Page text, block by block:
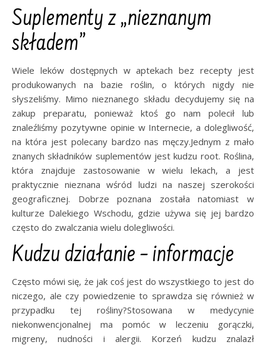
Suplementy z „nieznanym
składem”
Wiele leków dostępnych w aptekach bez recepty jest
produkowanych na bazie roślin, o których nigdy nie
słyszeliśmy. Mimo nieznanego składu decydujemy się na
zakup preparatu, ponieważ ktoś go nam polecił lub
znaleźliśmy pozytywne opinie w Internecie, a dolegliwość,
na która jest polecany bardzo nas męczy.Jednym z mało
znanych składników suplementów jest kudzu root. Roślina,
która znajduje zastosowanie w wielu lekach, a jest
praktycznie nieznana wśród ludzi na naszej szerokości
geograficznej. Dobrze poznana została natomiast w
kulturze Dalekiego Wschodu, gdzie używa się jej bardzo
często do zwalczania wielu dolegliwości.
Kudzu działanie – informacje
Często mówi się, że jak coś jest do wszystkiego to jest do
niczego, ale czy powiedzenie to sprawdza się również w
przypadku tej rośliny?Stosowana w medycynie
niekonwencjonalnej ma pomóc w leczeniu gorączki,
migreny, nudności i alergii. Korzeń kudzu znalazł